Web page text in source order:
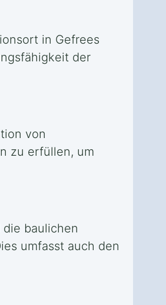
in Gefrees
der
von
zu erfüllen, um
baulichen
umfasst auch den